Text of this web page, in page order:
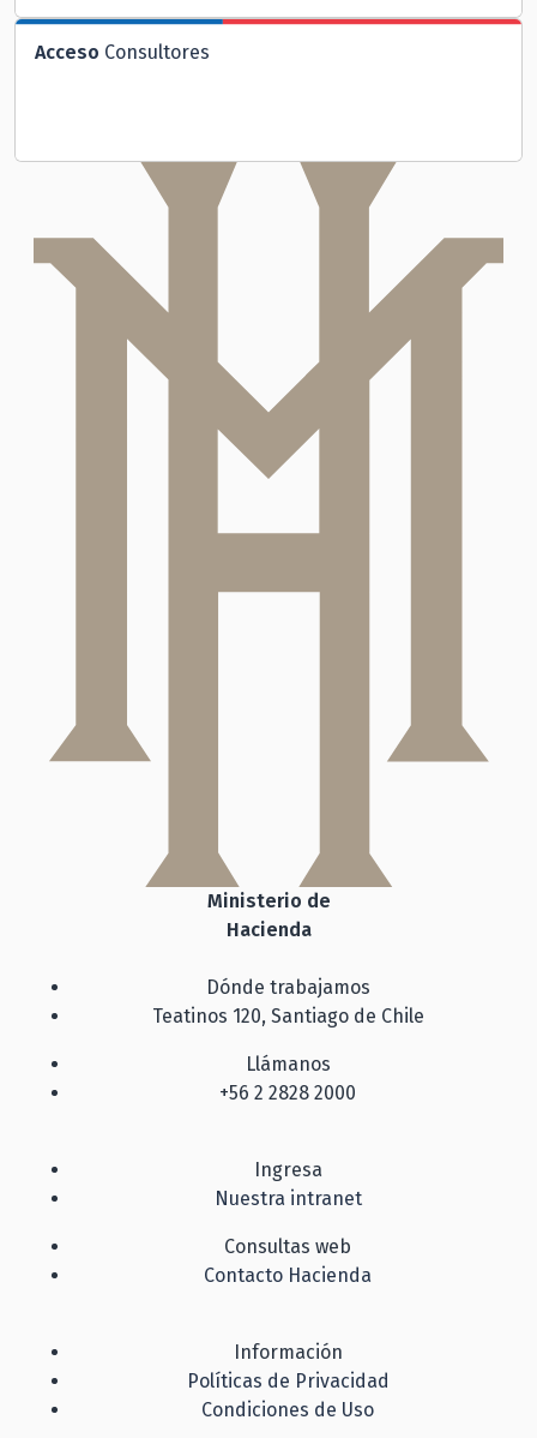
Acceso Consultores
Ministerio de
Hacienda
Dónde trabajamos
Teatinos 120, Santiago de Chile
Llámanos
+56 2 2828 2000
Ingresa
Nuestra intranet
Consultas web
Contacto Hacienda
Información
Políticas de Privacidad
Condiciones de Uso